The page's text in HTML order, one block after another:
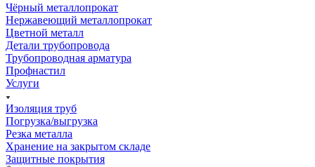
Чёрный металлопрокат
Нержавеющий металлопрокат
Цветной металл
Детали трубопровода
Трубопроводная арматура
Профнастил
Услуги
Изоляция труб
Погрузка/выгрузка
Резка металла
Хранение на закрытом складе
Защитные покрытия